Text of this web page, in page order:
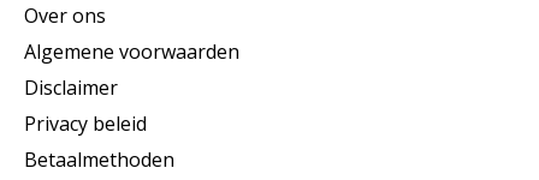
Over ons
Algemene voorwaarden
Disclaimer
Privacy beleid
Betaalmethoden